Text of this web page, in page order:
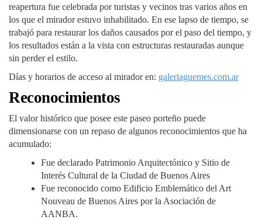
reapertura fue celebrada por turistas y vecinos tras varios años en
los que el mirador estuvo inhabilitado. En ese lapso de tiempo, se
trabajó para restaurar los daños causados por el paso del tiempo, y
los resultados están a la vista con estructuras restauradas aunque
sin perder el estilo.
Días y horarios de acceso al mirador en: galeriaguemes.com.ar
Reconocimientos
El valor histórico que posee este paseo porteño puede
dimensionarse con un repaso de algunos reconocimientos que ha
acumulado:
Fue declarado Patrimonio Arquitectónico y Sitio de
Interés Cultural de la Ciudad de Buenos Aires
Fue reconocido como Edificio Emblemático del Art
Nouveau de Buenos Aires por la Asociación de
AANBA.